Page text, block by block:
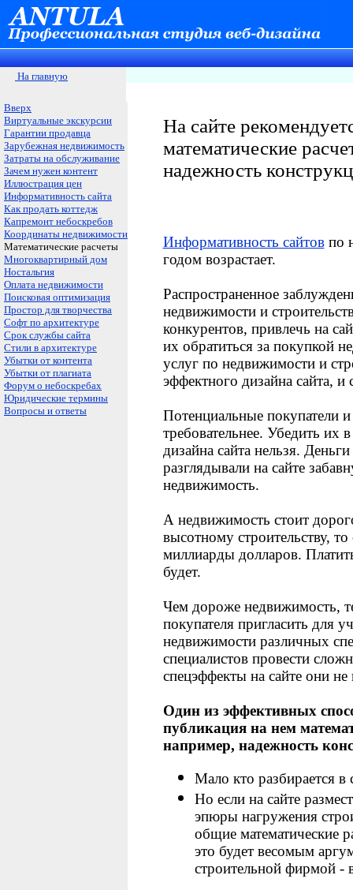
На главную
Вверх
Виртуальные экскурсии
Гарантии продавца
Зарубежная недвижимость
Затраты на обслуживание
Зачем нужен контент
Иллюстрация цен
Информативность сайта
Как продать коттедж
Капремонт небоскребов
Координаты недвижимости
Математические расчеты
Многоквартирный дом
Ностальгия
Оплата недвижимости
Поисковая оптимизация
Простор для творчества
Софт по архитектуре
Срок службы сайта
Стили в архитектуре
Убытки от контента
Убытки от плагиата
Форум о небоскребах
Юридические термины
Вопросы и ответы
На сайте
математические
надежность
Информативность сайтовпо
годом возрастает.
Распространенное
недвижимости и
конкурентов, привлечь на
их обратиться за покупкой
услуг по недвижимости и
эффектного дизайна сайта, и
Потенциальные покупатели
требовательнее. Убедить их
дизайна сайта нельзя.
разглядывали на сайте
недвижимость.
А недвижимость стоит
высотному строительству,
миллиарды долларов.
будет.
Чем дороже недвижимость,
покупателя пригласить для
недвижимости различных
специалистов провести
спецэффекты на сайте они не
Один из эффективных
публикация на нем
например, надежность
Мало кто разбирается
Но если на сайте
эпюры нагружения
общие математические
это будет весомым
строительной фирмой -